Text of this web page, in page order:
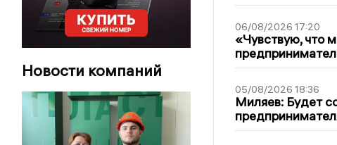
Новости компаний
06/08/2026 17:20
«Чувствую, что
05/08/2026 18:36
Миляев: Будет